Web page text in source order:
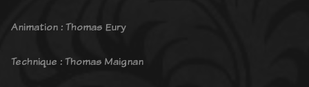
Animation : Thomas Eury
Technique : Thomas Maignan